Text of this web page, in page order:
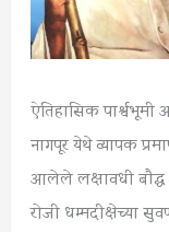
ऐतिहासिक
नागपूर येथे व्यापक
आलेले लक्षावधी
रोजी धम्मदीक्षेच्या